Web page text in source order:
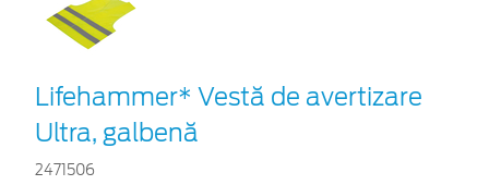
Lifehammer* Vestă de avertizare
Ultra, galbenă
2471506